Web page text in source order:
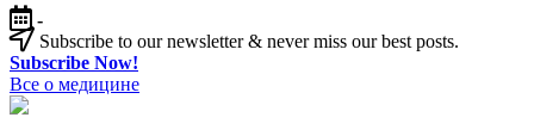
Перейти
к
содержимому
-
Subscribe to our newsletter & never miss our best posts.
Subscribe Now!
Все о медицине
Лечитесь